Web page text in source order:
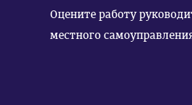
Оцените работу
местного